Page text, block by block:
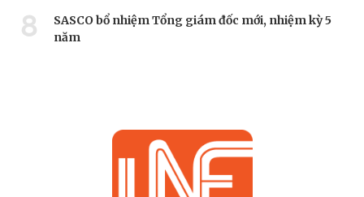
8
SASCO bổ nhiệm Tổng giám đốc mới, nhiệm kỳ 5
năm